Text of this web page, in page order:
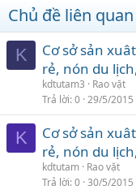
Chủ đề liên quan
K
Cơ sở sản
rẻ, nón du
kdtutam3
Rao vặt
Trả lời 0 29/5/2015
K
Cơ sở sản
rẻ, nón du
kdtutam Rao vặt
Trả lời 0 30/5/2015